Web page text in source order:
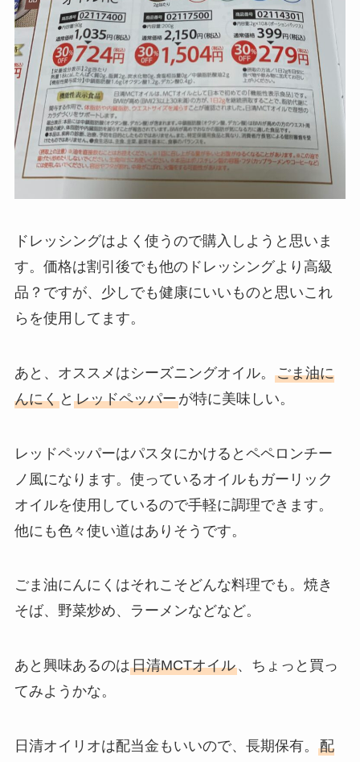
ドレッシングはよく使うので購入しようと思いま
す。価格は割引後でも他のドレッシングより高級
品？ですが、少しでも健康にいいものと思いこれ
らを使用してます。
あと、オススメはシーズニングオイル。 ごま油に
んにくと レッドペッパーが特に美味しい。
レッドペッパーはパスタにかけるとペペロンチー
ノ風になります。使っているオイルもガーリック
オイルを使用しているので手軽に調理できます。
他にも色々使い道はありそうです。
ごま油にんにくはそれこそどんな料理でも。焼き
そば、野菜炒め、ラーメンなどなど。
あと興味あるのは日清MCTオイル、ちょっと買っ
てみようかな。
日清オイリオは配当金もいいので、長期保有。 配